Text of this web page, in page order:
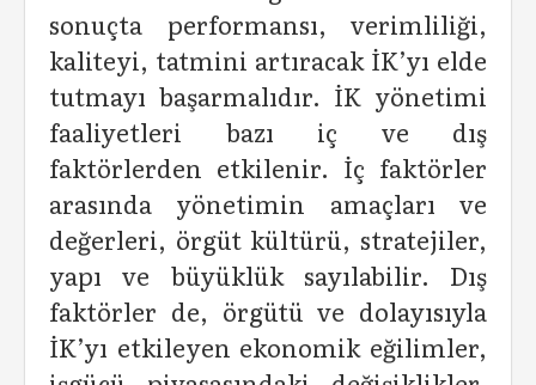
sonuçta performansı, verimliliği,
kaliteyi, tatmini artıracak İK’yı elde
tutmayı başarmalıdır. İK yönetimi
faaliyetleri bazı iç ve dış
faktörlerden etkilenir. İç faktörler
arasında yönetimin amaçları ve
değerleri, örgüt kültürü, stratejiler,
yapı ve büyüklük sayılabilir. Dış
faktörler de, örgütü ve dolayısıyla
İK’yı etkileyen ekonomik eğilimler,